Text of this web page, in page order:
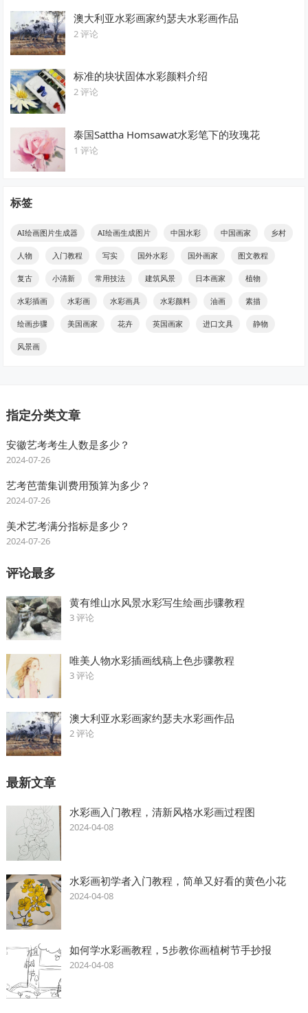
澳大利亚水彩画家约瑟夫水彩画作品
2 评论
标准的块状固体水彩颜料介绍
2 评论
泰国Sattha Homsawat水彩笔下的玫瑰花
1 评论
标签
AI绘画图片生成器 AI绘画生成图片 中国水彩 中国画家 乡村
人物 入门教程 写实 国外水彩 国外画家 图文教程
复古 小清新 常用技法 建筑风景 日本画家 植物
水彩插画 水彩画 水彩画具 水彩颜料 油画 素描
绘画步骤 美国画家 花卉 英国画家 进口文具 静物
风景画
指定分类文章
安徽艺考考生人数是多少？
2024-07-26
艺考芭蕾集训费用预算为多少？
2024-07-26
美术艺考满分指标是多少？
2024-07-26
评论最多
黄有维山水风景水彩写生绘画步骤教程
3 评论
唯美人物水彩插画线稿上色步骤教程
3 评论
澳大利亚水彩画家约瑟夫水彩画作品
2 评论
最新文章
水彩画入门教程，清新风格水彩画过程图
2024-04-08
水彩画初学者入门教程，简单又好看的黄色小花
2024-04-08
如何学水彩画教程，5步教你画植树节手抄报
2024-04-08